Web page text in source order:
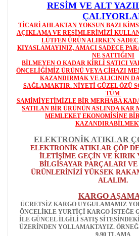
RESİM VE ALT
TİCARİ AHLAKTAN YOKSUN BAZI
AÇIKLAMA VE RESİMLERİMİZİ
LÜTFEN ÜRÜN ALIRKEN
KIYASLAMAYINIZ, AMACI SADECE
NE SATTIĞINI
BİLMEYEN O KADAR KİRLİ SATICI
ÖNCELİĞİMİZ ÜRÜNÜ VEYA CİHAZI
KAZANDIRMAK VE ALICININ
SAĞLAMAKTIR. NİYETİ GÜZEL ÖZÜ
TÜM
SAMİMİYETİMİZLE BİR MERHABA
SATILAN BİR ÜRÜNÜN ASLINDA KAR
MEMLEKET EKONOMİSİNE
ELEKTRONİK ATIKLAR
ELEKTRONİK ATIKLAR ÇÖP
İLETİŞİME GEÇİN VE KIRIK
BİLGİSAYAR PARÇALARI
ÜRÜNLERİNİZİ YÜKSEK
ALALIM.
KARGO
ÜCRETSİZ KARGO UYGULAMAMIZ
ÖNCELİKLE YURTİÇİ KARGO İSTEĞE
İLE GÜNCEL İLGİLİ SATIŞ
ÜZERİNDEN YOLLAMAKTAYIZ.
9,90 TL AMA